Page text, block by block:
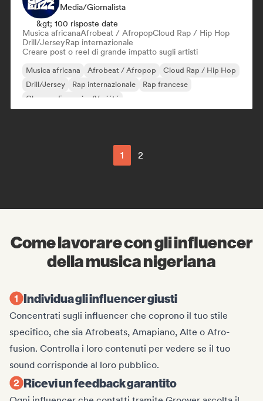
Media/Giornalista
&gt; 100 risposte date
Musica africanaAfrobeat / AfropopCloud Rap / Hip Hop
Drill/JerseyRap internazionale
Creare post o reel di grande impatto sugli artisti
Musica africana Afrobeat / Afropop
Cloud Rap / Hip Hop
Drill/Jersey
Rap internazionale
Rap francese
Chanson Française/Variété
1 2
Come lavorare con gli influencer
della musica nigeriana
Individua gli influencer giusti
Concentrati sugli influencer che coprono il tuo stile
specifico, che sia Afrobeats, Amapiano, Alte o Afro-
fusion. Controlla i loro contenuti per vedere se il tuo
sound corrisponde al loro pubblico.
Ricevi un feedback garantito